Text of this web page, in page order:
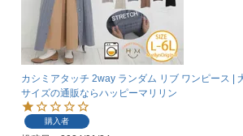
カシミアタッチ 2way ランダム リブ ワンピース |
サイズの通販ならハッピーマリリン
購入者